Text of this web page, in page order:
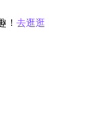
！ 去逛逛